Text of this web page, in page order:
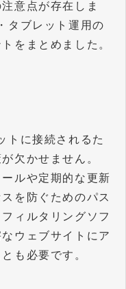
意点が存在しま
タブレット運用の
をまとめました。
トに接続されるた
欠かせません。
ルや定期的な更新
を防ぐためのパス
ィルタリングソフ
ウェブサイトにア
も必要です。